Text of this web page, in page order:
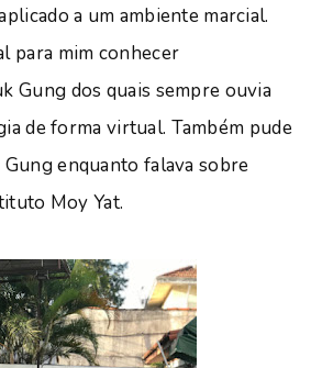
a um ambiente marcial.
para mim conhecer
Gung dos quais sempre ouvia
de forma virtual. Também pude
Gung enquanto falava sobre
Moy Yat.